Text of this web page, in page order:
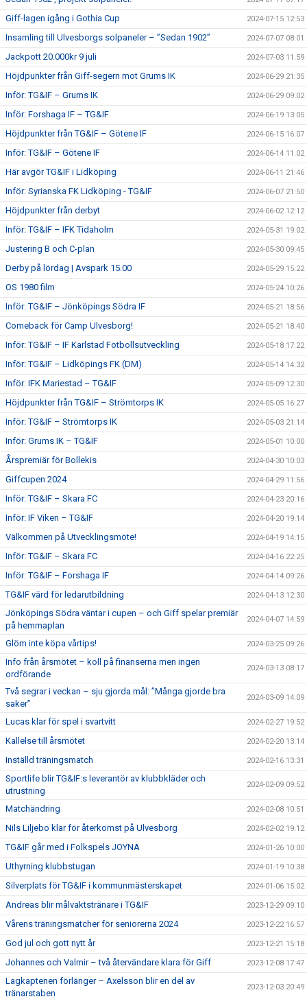
Giff-lagen igång i Gothia Cup 2024-07-15 12:53
Insamling till Ulvesborgs solpaneler – ”Sedan 1902” 2024-07-07 08:01
Jackpott 20.000kr 9 juli 2024-07-03 11:59
Höjdpunkter från Giff-segern mot Grums IK 2024-06-29 21:35
Inför: TG&IF – Grums IK 2024-06-29 09:02
Inför: Forshaga IF – TG&IF 2024-06-19 13:05
Höjdpunkter från TG&IF – Götene IF 2024-06-15 16:07
Inför: TG&IF – Götene IF 2024-06-14 11:02
Här avgör TG&IF i Lidköping 2024-06-11 21:46
Inför: Syrianska FK Lidköping - TG&IF 2024-06-07 21:50
Höjdpunkter från derbyt 2024-06-02 12:12
Inför: TG&IF – IFK Tidaholm 2024-05-31 19:02
Justering B och C-plan 2024-05-30 09:45
Derby på lördag | Avspark 15.00 2024-05-29 15:22
OS 1980 film 2024-05-24 10:26
Inför: TG&IF – Jönköpings Södra IF 2024-05-21 18:56
Comeback för Camp Ulvesborg! 2024-05-21 18:40
Inför: TG&IF – IF Karlstad Fotbollsutveckling 2024-05-18 17:22
Inför: TG&IF – Lidköpings FK (DM) 2024-05-14 14:32
Inför: IFK Mariestad – TG&IF 2024-05-09 12:30
Höjdpunkter från TG&IF – Strömtorps IK 2024-05-05 16:27
Inför: TG&IF – Strömtorps IK 2024-05-03 21:14
Inför: Grums IK – TG&IF 2024-05-01 10:00
Årspremiär för Bollekis 2024-04-30 10:03
Giffcupen 2024 2024-04-29 11:56
Inför: TG&IF – Skara FC 2024-04-23 20:16
Inför: IF Viken – TG&IF 2024-04-20 19:14
Välkommen på Utvecklingsmöte! 2024-04-19 14:15
Inför: TG&IF – Skara FC 2024-04-16 22:25
Inför: TG&IF – Forshaga IF 2024-04-14 09:26
TG&IF värd för ledarutbildning 2024-04-13 12:30
Jönköpings Södra väntar i cupen – och Giff spelar premiär
på hemmaplan
2024-04-07 14:59
Glöm inte köpa vårtips! 2024-03-25 09:26
Info från årsmötet – koll på finanserna men ingen
ordförande
2024-03-13 08:17
Två segrar i veckan – sju gjorda mål: ”Många gjorde bra
saker”
2024-03-09 14:09
Lucas klar för spel i svartvitt 2024-02-27 19:52
Kallelse till årsmötet 2024-02-20 13:14
Inställd träningsmatch 2024-02-16 13:31
Sportlife blir TG&IF:s leverantör av klubbkläder och
utrustning
2024-02-09 09:52
Matchändring 2024-02-08 10:51
Nils Liljebo klar för återkomst på Ulvesborg 2024-02-02 19:12
TG&IF går med i Folkspels JOYNA 2024-01-26 10:00
Uthyrning klubbstugan 2024-01-19 10:38
Silverplats för TG&IF i kommunmästerskapet 2024-01-06 15:02
Andreas blir målvaktstränare i TG&IF 2023-12-29 09:10
Vårens träningsmatcher för seniorerna 2024 2023-12-22 16:57
God jul och gott nytt år 2023-12-21 15:18
Johannes och Valmir – två återvändare klara för Giff 2023-12-08 17:47
Lagkaptenen förlänger – Axelsson blir en del av
tränarstaben
2023-12-03 20:49